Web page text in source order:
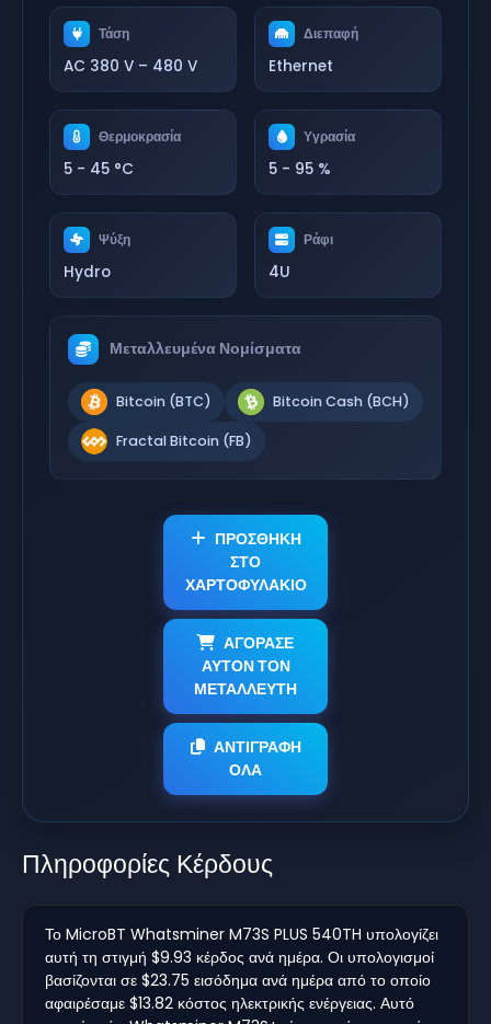
Τάση
AC 380 V – 480 V
Διεπαφή
Ethernet
Θερμοκρασία
5 - 45 °C
Υγρασία
5 - 95 %
Ψύξη
Hydro
Ράφι
4U
Μεταλλευμένα Νομίσματα
Bitcoin (BTC) Bitcoin Cash (BCH)
Fractal Bitcoin (FB)
ΠΡΟΣΘΗΚΗ
ΣΤΟ
ΧΑΡΤΟΦΥΛΑΚΙΟ
ΑΓΟΡΑΣΕ
ΑΥΤΟΝ ΤΟΝ
ΜΕΤΑΛΛΕΥΤΗ
ΑΝΤΙΓΡΑΦΗ
ΟΛΑ
Πληροφορίες Κέρδους
Το MicroBT Whatsminer M73S PLUS 540TH υπολογίζει
αυτή τη στιγμή $9.93 κέρδος ανά ημέρα. Οι υπολογισμοί
βασίζονται σε $23.75 εισόδημα ανά ημέρα από το οποίο
αφαιρέσαμε $13.82 κόστος ηλεκτρικής ενέργειας. Αυτό